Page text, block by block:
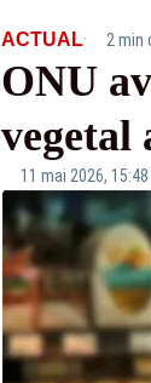
ACTUAL· 2 min
ONU
11 mai 2026, 15:48